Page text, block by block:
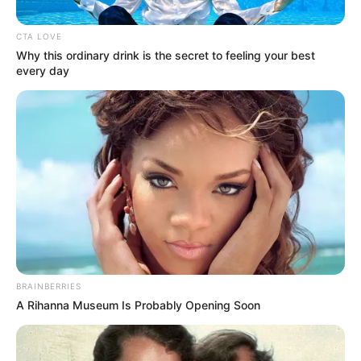
RCN Radio
No ceder la silla en TransMilenio a adulto mayor le podría
salir muy caro
Por: Jenny Rocio Angarita
CTA LOVE
Why this ordinary drink is the secret to feeling your best
every day
BRAINBERRIES
A Rihanna Museum Is Probably Opening Soon